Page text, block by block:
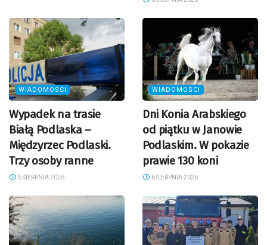
WIADOMOŚCI
Wypadek na trasie
Białą Podlaska –
Międzyrzec Podlaski.
Trzy osoby ranne
6 SIERPNIA 2026
WIADOMOŚCI
Dni Konia Arabskiego
od piątku w Janowie
Podlaskim. W pokazie
prawie 130 koni
6 SIERPNIA 2026